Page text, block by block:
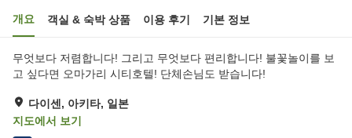
개요 객실 & 숙박 상품 이용 후기 기본 정보
무엇보다 저렴합니다! 그리고 무엇보다 편리합니다! 불꽃놀이를 보
고 싶다면 오마가리 시티호텔! 단체손님도 받습니다!
다이센, 아키타, 일본
지도에서 보기